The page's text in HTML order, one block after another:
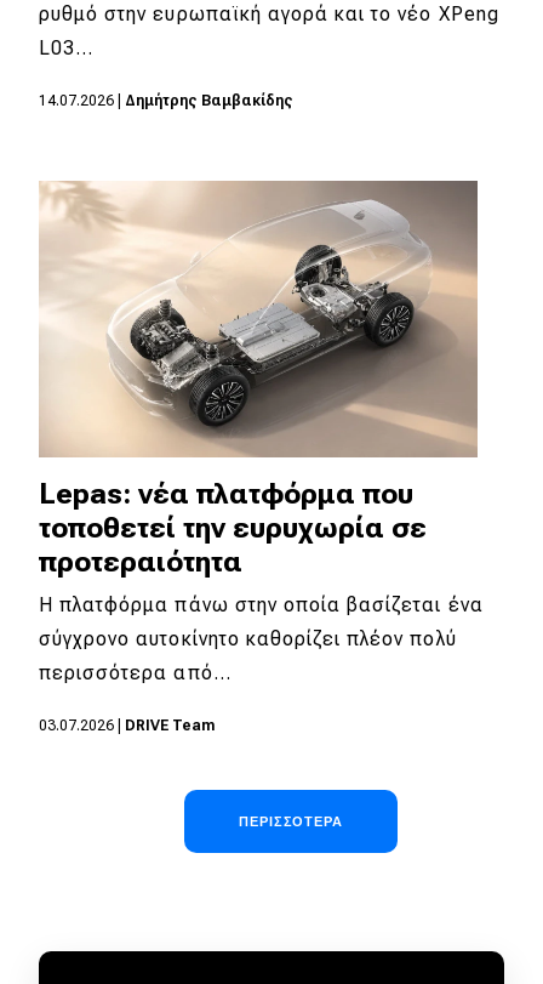
ρυθμό στην ευρωπαϊκή αγορά και το νέο XPeng
L03…
14.07.2026 Δημήτρης Βαμβακίδης
Lepas: νέα πλατφόρμα που
τοποθετεί την ευρυχωρία σε
προτεραιότητα
Η πλατφόρμα πάνω στην οποία βασίζεται ένα
σύγχρονο αυτοκίνητο καθορίζει πλέον πολύ
περισσότερα από…
03.07.2026 DRIVE Team
ΠΕΡΙΣΣΌΤΕΡΑ